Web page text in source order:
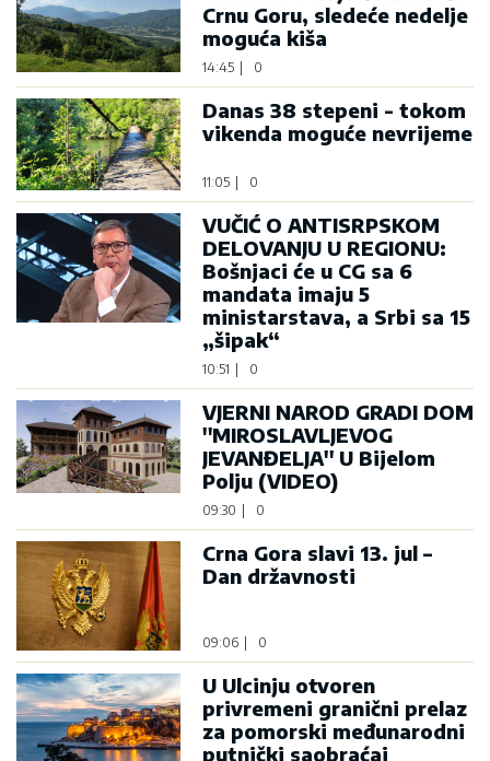
Crnu Goru, sledeće nedelje
moguća kiša
14:45 | 0
Danas 38 stepeni - tokom
vikenda moguće nevrijeme
11:05 0
VUČIĆ O ANTISRPSKOM
DELOVANJU U REGIONU:
Bošnjaci će u CG sa 6
mandata imaju 5
ministarstava, a Srbi sa 15
„šipak“
10:51 0
VJERNI NAROD GRADI DOM
''MIROSLAVLJEVOG
JEVANĐELJA'' U Bijelom
Polju (VIDEO)
09:30 0
Crna Gora slavi 13. jul –
Dan državnosti
09:06 0
U Ulcinju otvoren
privremeni granični prelaz
za pomorski međunarodni
putnički saobraćaj